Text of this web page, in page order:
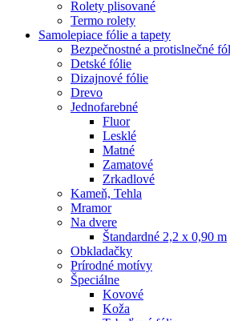
Rolety plisované
Termo rolety
Samolepiace fólie a tapety
Bezpečnostné a protislnečné
Detské fólie
Dizajnové fólie
Drevo
Jednofarebné
Fluor
Lesklé
Matné
Zamatové
Zrkadlové
Kameň, Tehla
Mramor
Na dvere
Štandardné 2,2 x 0,90 m
Obkladačky
Prírodné motívy
Špeciálne
Kovové
Koža